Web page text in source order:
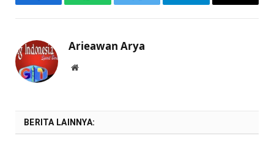
Facebook WhatsAppTwitter Telegram Email
Arieawan Arya
Website
BERITA LAINNYA: